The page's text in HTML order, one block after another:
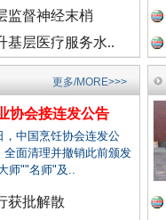
-2025”联训
监督神经末梢
基层医疗服务水..
协会接连发公告
，中国烹饪协会连发公
全面清理并撤销此前颁发
师""名师"及..
获批解散
更多/MORE>>>